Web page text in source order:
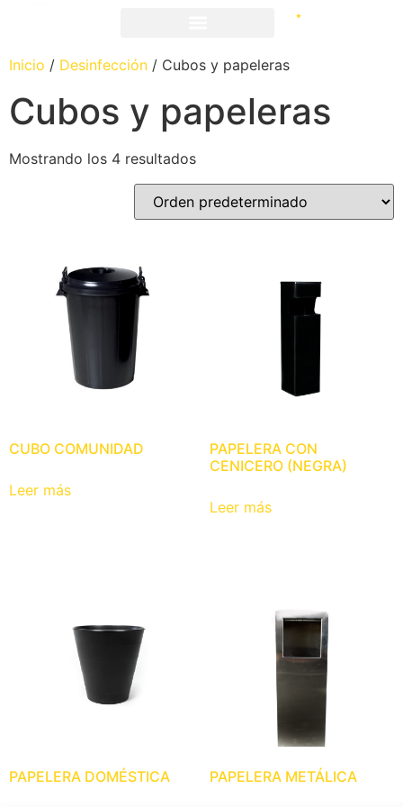
Inicio / Desinfección / Cubos y papeleras
Cubos y papeleras
Mostrando los 4 resultados
CUBO COMUNIDAD
Leer más
PAPELERA CON
CENICERO (NEGRA)
Leer más
PAPELERA DOMÉSTICA PAPELERA METÁLICA